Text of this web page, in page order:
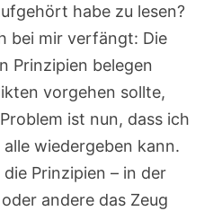
habe zu lesen?
bei mir verfängt: Die
Prinzipien belegen
vorgehen sollte,
ist nun, dass ich
wiedergeben kann.
Prinzipien – in der
andere das Zeug